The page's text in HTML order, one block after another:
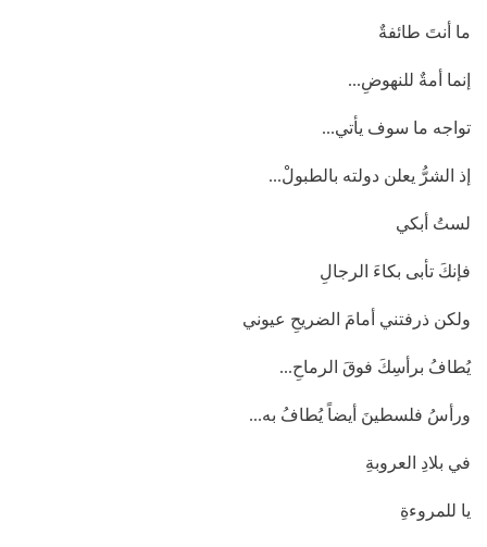
ما أنتَ طائفةٌ
إنما أمةٌ للنهوضِ...
تواجه ما سوف يأتي...
إذ الشرُّ يعلن دولته بالطبولْ...
لستُ أبكي
فإنكَ تأبى بكاءَ الرجالِ
ولكن ذرفتني أمامَ الضريحِ عيوني
يُطافُ برأسِكَ فوقَ الرماحِ...
ورأسُ فلسطينَ أيضاً يُطافُ به...
في بلادِ العروبةِ
يا للمروءةِ